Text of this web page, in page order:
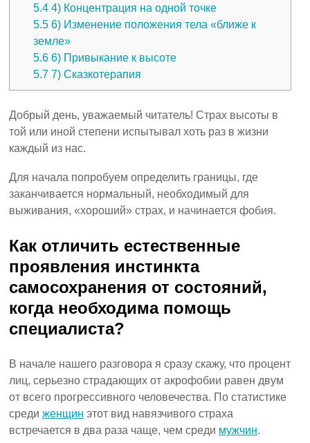
5.4 4) Концентрация на одной точке
5.5 6) Изменение положения тела «ближе к
земле»
5.6 6) Привыкание к высоте
5.7 7) Сказкотерапия
Добрый день, уважаемый читатель! Страх высоты в
той или иной степени испытывал хоть раз в жизни
каждый из нас.
Для начала попробуем определить границы, где
заканчивается нормальный, необходимый для
выживания, «хороший» страх, и начинается фобия.
Как отличить естественные
проявления инстинкта
самосохранения от состояний,
когда необходима помощь
специалиста?
В начале нашего разговора я сразу скажу, что процент
лиц, серьезно страдающих от акрофобии равен двум
от всего прогрессивного человечества. По статистике
среди женщин этот вид навязчивого страха
встречается в два раза чаще, чем среди мужчин.